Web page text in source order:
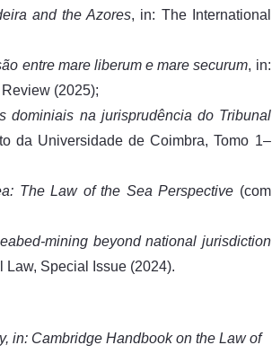
and the Azores, in: The International
entre mare liberum e mare securum, in:
(2025);
dominiais na jurisprudência do Tribunal
da Universidade de Coimbra, Tomo 1–
The Law of the Sea Perspective (com
mining beyond national jurisdiction
Law, Special Issue (2024).
in: Cambridge Handbook on the Law of